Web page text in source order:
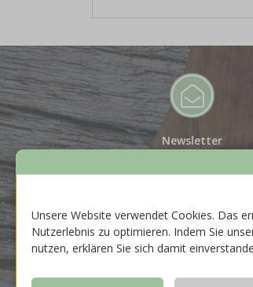
Newsletter
ZUR ANMELDUNG
Unsere Website verwendet Cookies. Das
Nutzerlebnis zu optimieren. Indem Sie
nutzen, erklären Sie sich damit